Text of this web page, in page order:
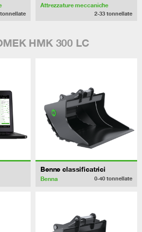
tonnellate
Attrezzature meccaniche
2-33 tonnellate
HMK 300 LC
Benne classificatrici
Benna 0-40 tonnellate